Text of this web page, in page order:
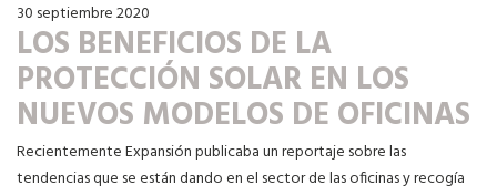
30 septiembre 2020
LOS BENEFICIOS DE LA
PROTECCIÓN SOLAR EN LOS
NUEVOS MODELOS DE OFICINAS
Recientemente Expansión publicaba un reportaje sobre las
tendencias que se están dando en el sector de las oficinas y recogía